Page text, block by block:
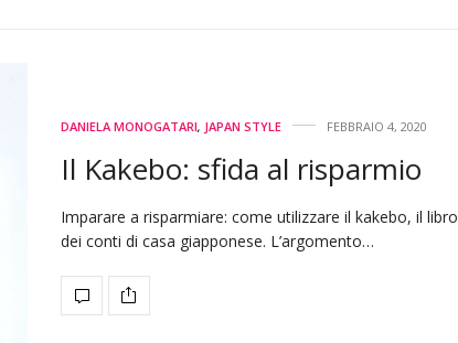
DANIELA MONOGATARI, JAPAN STYLE FEBBRAIO 4, 2020
Il Kakebo: sfida al risparmio
Imparare a risparmiare: come utilizzare il kakebo, il libro
dei conti di casa giapponese. L’argomento…